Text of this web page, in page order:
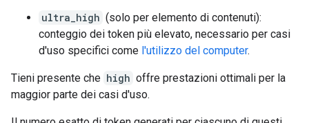
ultra_high (solo per elemento di contenuti):
conteggio dei token più elevato, necessario per casi
d'uso specifici come l'utilizzo del computer.
Tieni presente che high offre prestazioni ottimali per la
maggior parte dei casi d'uso.